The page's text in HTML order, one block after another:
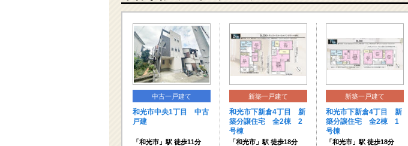
中古一戸建て
和光市中央1丁目 中古
戸建
「和光市」駅 徒歩11分
新築一戸建て
和光市下新倉4丁目 新
築分譲住宅 全2棟 2
号棟
「和光市」駅 徒歩18分
新築一戸建て
和光市下新倉4丁目 新
築分譲住宅 全2棟 1
号棟
「和光市」駅 徒歩18分